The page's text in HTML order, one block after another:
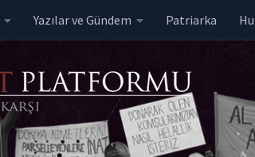
Yazılar ve Gündem Patriarka